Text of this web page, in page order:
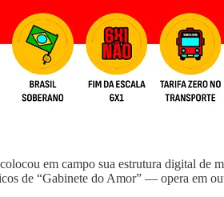
em campo sua estrutura digital
de “Gabinete do Amor” — opera em